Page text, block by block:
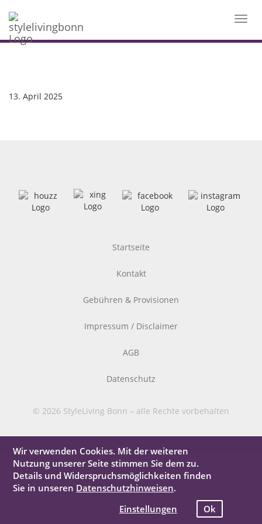
13. April 2025
Startseite
Kontakt
Gebühren & Provisionen
Impressum / Disclaimer
AGB
Datenschutz
© 2026 StyleLiving Bonn – alle Rechte vorbehalten
Wir verwenden Cookies. Mit der weiteren
Nutzung unserer Seite stimmen Sie dem zu.
Details und Widerspruchsmöglichkeiten finden
Sie in unseren Datenschutzhinweisen.
Einstellungen
Ok